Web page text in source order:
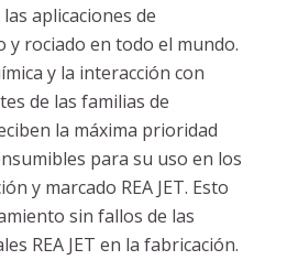
aplicaciones de
y rociado en todo el mundo.
y la interacción con
de las familias de
la máxima prioridad
para su uso en los
y marcado REA JET. Esto
sin fallos de las
REA JET en la fabricación.